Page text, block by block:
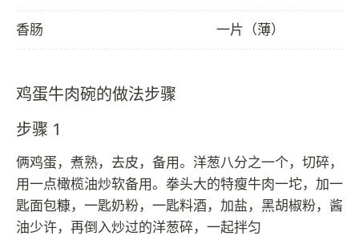
香肠 一片（薄）
鸡蛋牛肉碗的做法步骤
步骤 1
俩鸡蛋，煮熟，去皮，备用。洋葱八分之一个，切碎，
用一点橄榄油炒软备用。拳头大的特瘦牛肉一坨，加一
匙面包糠，一匙奶粉，一匙料酒，加盐，黑胡椒粉，酱
油少许，再倒入炒过的洋葱碎，一起拌匀